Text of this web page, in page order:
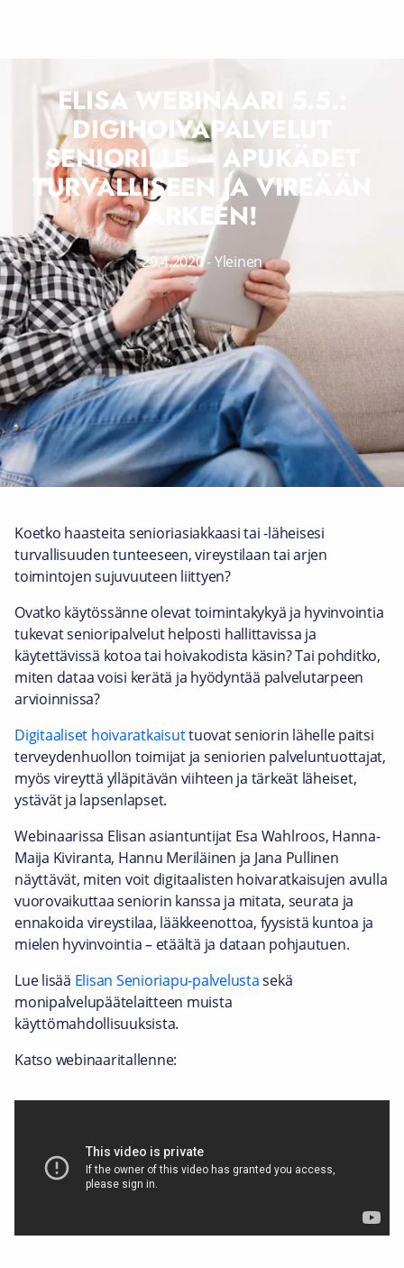
ELISA WEBINAARI 5.5.:
DIGIHOIVAPALVELUT
SENIORILLE – APUKÄDET
TURVALLISEEN JA VIREÄÄN
ARKEEN!
29.4.2020-Yleinen
Koetko haasteita senioriasiakkaasi tai -läheisesi
turvallisuuden tunteeseen, vireystilaan tai arjen
toimintojen sujuvuuteen liittyen?
Ovatko käytössänne olevat toimintakykyä ja hyvinvointia
tukevat senioripalvelut helposti hallittavissa ja
käytettävissä kotoa tai hoivakodista käsin? Tai pohditko,
miten dataa voisi kerätä ja hyödyntää palvelutarpeen
arvioinnissa?
Digitaaliset hoivaratkaisuttuovat seniorin lähelle paitsi
terveydenhuollon toimijat ja seniorien palveluntuottajat,
myös vireyttä ylläpitävän viihteen ja tärkeät läheiset,
ystävät ja lapsenlapset.
Webinaarissa Elisan asiantuntijat Esa Wahlroos, Hanna-
Maija Kiviranta, Hannu Meriläinen ja Jana Pullinen
näyttävät, miten voit digitaalisten hoivaratkaisujen avulla
vuorovaikuttaa seniorin kanssa ja mitata, seurata ja
ennakoida vireystilaa, lääkkeenottoa, fyysistä kuntoa ja
mielen hyvinvointia – etäältä ja dataan pohjautuen.
Lue lisää Elisan Senioriapu-palvelustasekä
monipalvelupäätelaitteen muista
käyttömahdollisuuksista.
Katso webinaaritallenne: